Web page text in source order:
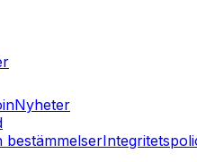
Nyheter
bestämmelser